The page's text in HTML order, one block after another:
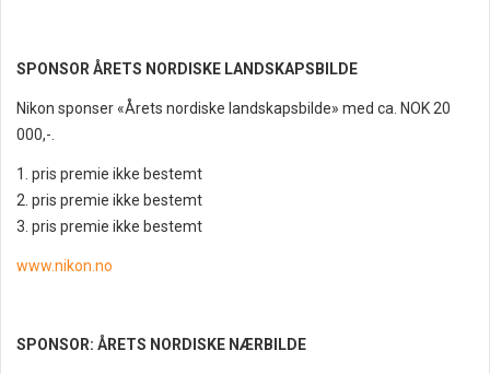
SPONSOR ÅRETS NORDISKE LANDSKAPSBILDE
Nikon sponser «Årets nordiske landskapsbilde» med ca. NOK 20
000,-.
1. pris premie ikke bestemt
2. pris premie ikke bestemt
3. pris premie ikke bestemt
www.nikon.no
SPONSOR: ÅRETS NORDISKE NÆRBILDE